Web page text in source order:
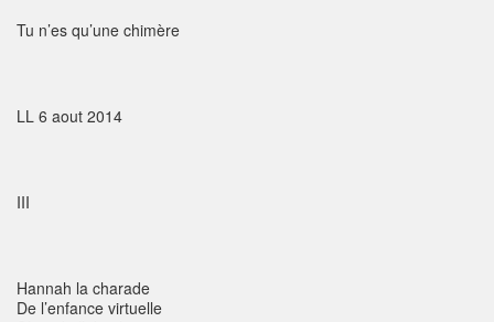
Tu n’es qu’une chimère
LL 6 aout 2014
III
Hannah la charade
De l’enfance virtuelle